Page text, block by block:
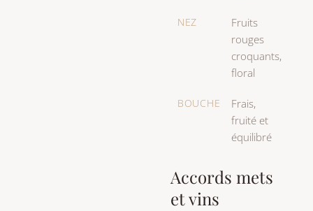
NEZ
Fruits
rouges
croquants,
floral
BOUCHE
Frais,
fruité et
équilibré
Accords mets
et vins